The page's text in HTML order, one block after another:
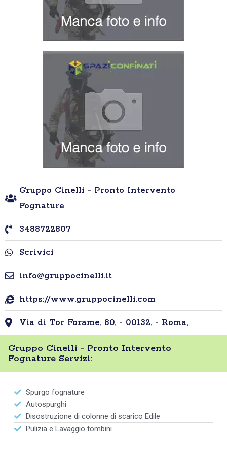
Gruppo Cinelli - Pronto Intervento
Fognature
3488722807
Scrivici
info@gruppocinelli.it
https://www.gruppocinelli.com
Via di Tor Forame, 80, - 00132, - Roma,
Gruppo Cinelli - Pronto Intervento
Fognature Servizi:
Spurgo fognature
Autospurghi
Disostruzione di colonne di scarico Edile
Pulizia e Lavaggio tombini